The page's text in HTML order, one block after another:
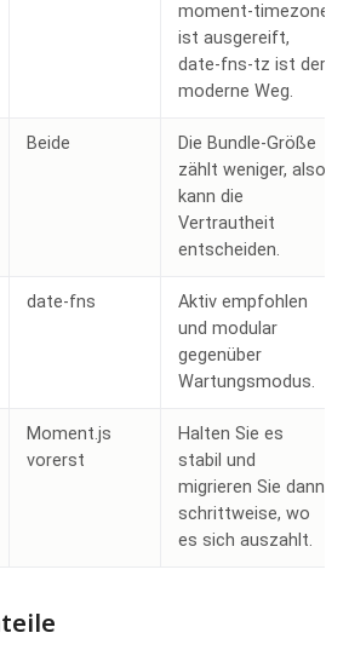
moment-timezone
ist ausgereift,
date-fns-tz ist der
moderne Weg.
Beide
Die Bundle-Größe
zählt weniger, also
kann die
Vertrautheit
entscheiden.
date-fns
Aktiv empfohlen
und modular
gegenüber
Wartungsmodus.
Moment.js
vorerst
Halten Sie es
stabil und
migrieren Sie dann
schrittweise, wo
es sich auszahlt.